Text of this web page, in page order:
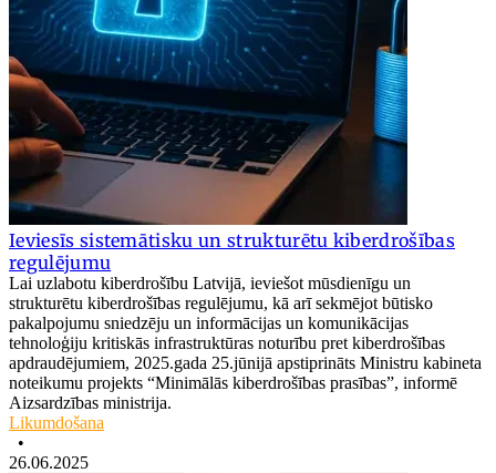
Ieviesīs sistemātisku un strukturētu kiberdrošības
regulējumu
Lai uzlabotu kiberdrošību Latvijā, ieviešot mūsdienīgu un
strukturētu kiberdrošības regulējumu, kā arī sekmējot būtisko
pakalpojumu sniedzēju un informācijas un komunikācijas
tehnoloģiju kritiskās infrastruktūras noturību pret kiberdrošības
apdraudējumiem, 2025.gada 25.jūnijā apstiprināts Ministru kabineta
noteikumu projekts “Minimālās kiberdrošības prasības”, informē
Aizsardzības ministrija.
Likumdošana
•
26.06.2025